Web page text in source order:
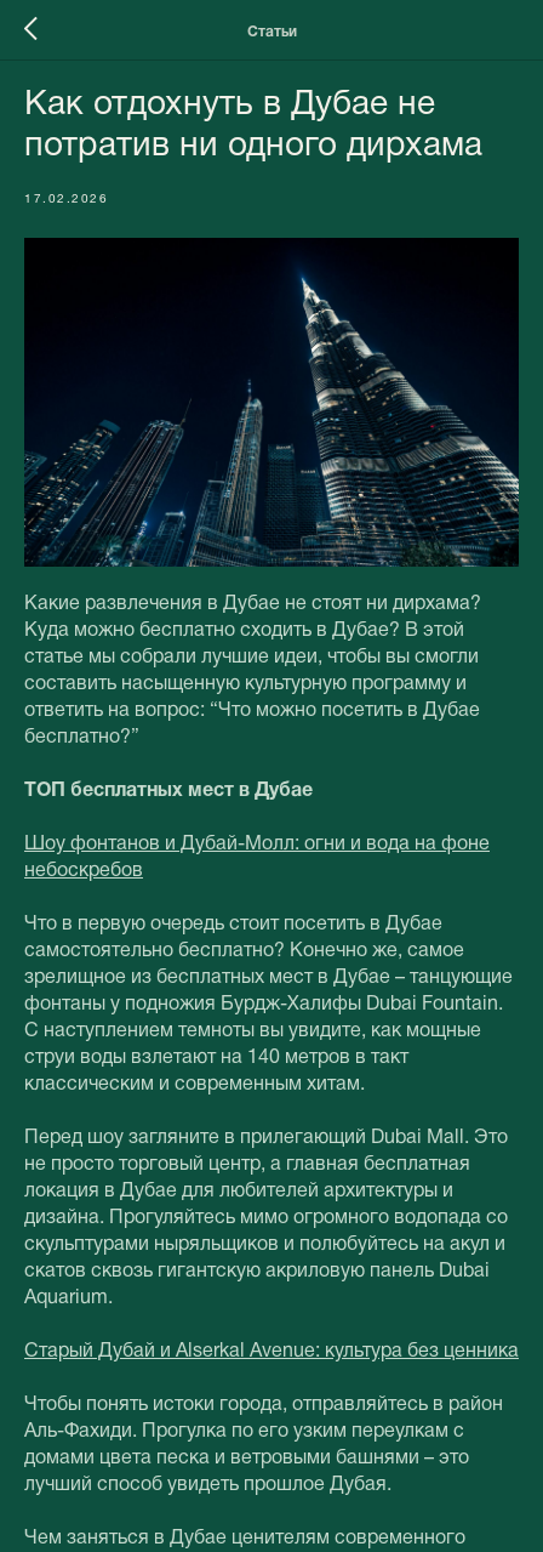
Статьи
Как отдохнуть в Дубае не
потратив ни одного дирхама
17.02.2026
Какие развлечения в Дубае не стоят ни дирхама?
Куда можно бесплатно сходить в Дубае? В этой
статье мы собрали лучшие идеи, чтобы вы смогли
составить насыщенную культурную программу и
ответить на вопрос: “Что можно посетить в Дубае
бесплатно?”
ТОП бесплатных мест в Дубае
Шоу фонтанов и Дубай-Молл: огни и вода на фоне
небоскребов
Что в первую очередь стоит посетить в Дубае
самостоятельно бесплатно? Конечно же, самое
зрелищное из бесплатных мест в Дубае – танцующие
фонтаны у подножия Бурдж-Халифы Dubai Fountain.
С наступлением темноты вы увидите, как мощные
струи воды взлетают на 140 метров в такт
классическим и современным хитам.
Перед шоу загляните в прилегающий Dubai Mall. Это
не просто торговый центр, а главная бесплатная
локация в Дубае для любителей архитектуры и
дизайна. Прогуляйтесь мимо огромного водопада со
скульптурами ныряльщиков и полюбуйтесь на акул и
скатов сквозь гигантскую акриловую панель Dubai
Aquarium.
Старый Дубай и Alserkal Avenue: культура без ценника
Чтобы понять истоки города, отправляйтесь в район
Аль-Фахиди. Прогулка по его узким переулкам с
домами цвета песка и ветровыми башнями – это
лучший способ увидеть прошлое Дубая.
Чем заняться в Дубае ценителям современного